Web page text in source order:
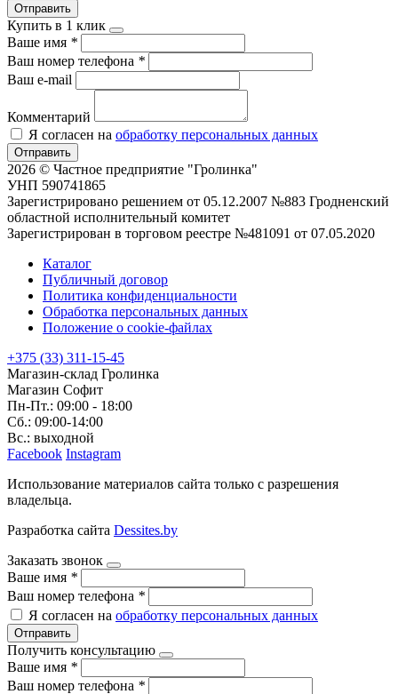
Отправить
Купить в 1 клик
Ваше имя *
Ваш номер телефона *
Ваш e-mail
Комментарий
Я согласен на обработку персональных данных
Отправить
2026 © Частное предприятие "Гролинка"
УНП 590741865
Зарегистрировано решением от 05.12.2007 №883 Гродненский
областной исполнительный комитет
Зарегистрирован в торговом реестре №481091 от 07.05.2020
Каталог
Публичный договор
Политика конфиденциальности
Обработка персональных данных
Положение о cookie-файлах
+375 (33) 311-15-45
Магазин-склад Гролинка
Магазин Софит
Пн-Пт.: 09:00 - 18:00
Сб.: 09:00-14:00
Вс.: выходной
Facebook Instagram
Использование материалов сайта только с разрешения
владельца.
Разработка сайта Dessites.by
Заказать звонок
Ваше имя *
Ваш номер телефона *
Я согласен на обработку персональных данных
Отправить
Получить консультацию
Ваше имя *
Ваш номер телефона *